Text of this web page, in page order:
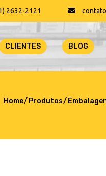
2632-2121
CLIENTES BLOG
Home Produtos